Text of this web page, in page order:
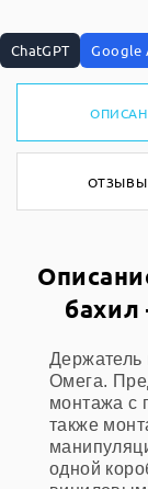
ChatGPT Google
ОТЗЫВЫ
бахил
Держатель
Омега.
монтажа с
также
одной